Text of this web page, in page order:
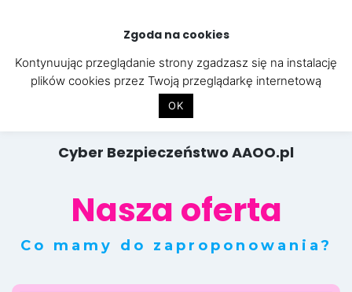
Cyber Bezpieczeństwo AAOO.pl
Nasza oferta
Co mamy do zaproponowania?
Zgoda na cookies
Kontynuując przeglądanie strony zgadzasz się na instalację
plików cookies przez Twoją przeglądarkę internetową
OK